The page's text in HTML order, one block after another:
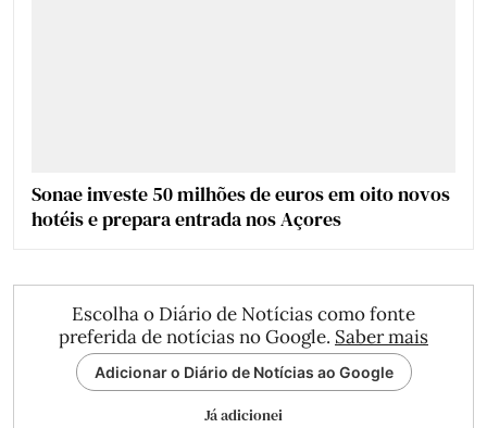
Sonae investe 50 milhões de euros em oito novos
hotéis e prepara entrada nos Açores
Escolha o Diário de Notícias como fonte
preferida de notícias no Google. Saber mais
Adicionar o Diário de Notícias ao Google
Já adicionei